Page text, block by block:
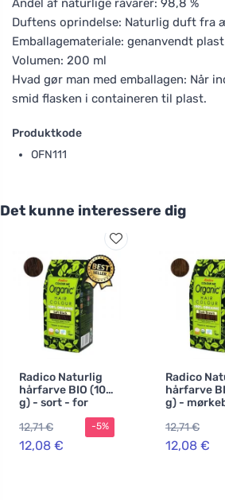
Duftens oprindelse: Naturlig duft fra
Emballagemateriale: genanvendt plast
Volumen: 200 ml
Hvad gør man med emballagen: Når
smid flasken i containeren til plast.
Produktkode
OFN111
Det kunne interessere dig
Radico Naturlig
hårfarve BIO (100
g) - sort - for
sundhed, glans
og styrke
12,71 €
12,08 €
-5%
Radico
hårfarve
g) -
12,71 €
12,08 €